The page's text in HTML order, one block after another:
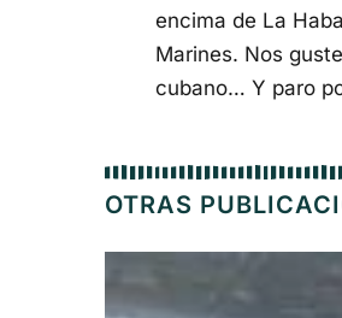
encima de La
Marines. Nos
cubano… Y paro
OTRAS